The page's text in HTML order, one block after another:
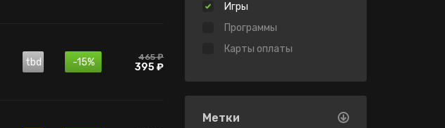
tbd -15% 465 ₽
395 ₽
Игры
Программы
Карты оплаты
Метки